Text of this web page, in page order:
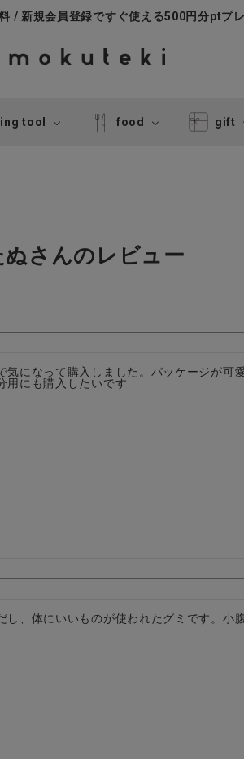
/ 新規会員登録ですぐ使える500円分ptプ
tool food gift
ぬさんのレビュー
気になって購入しました。パッケージが可
用にも購入したいです
し、体にいいものが使われたグミです。小